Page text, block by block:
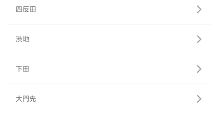
四反田
渋地
下田
大門先